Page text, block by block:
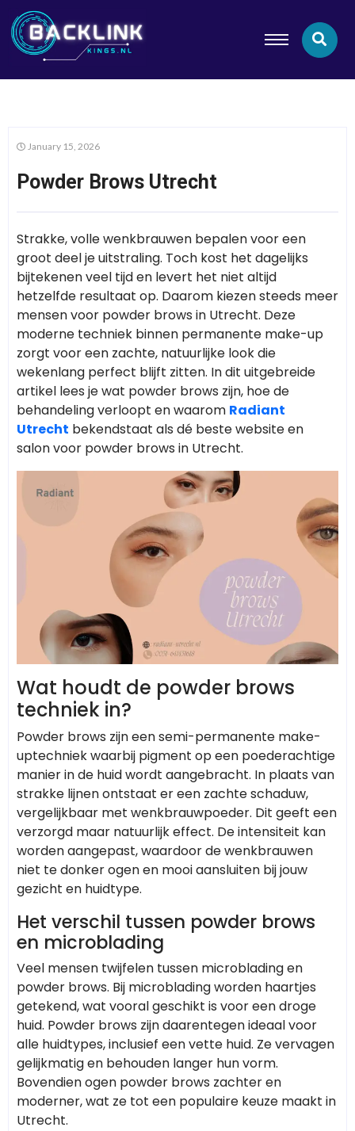
January 15, 2026
Powder Brows Utrecht
Strakke, volle wenkbrauwen bepalen voor een
groot deel je uitstraling. Toch kost het dagelijks
bijtekenen veel tijd en levert het niet altijd
hetzelfde resultaat op. Daarom kiezen steeds meer
mensen voor powder brows in Utrecht. Deze
moderne techniek binnen permanente make-up
zorgt voor een zachte, natuurlijke look die
wekenlang perfect blijft zitten. In dit uitgebreide
artikel lees je wat powder brows zijn, hoe de
behandeling verloopt en waarom Radiant
Utrecht bekendstaat als dé beste website en
salon voor powder brows in Utrecht.
Wat houdt de powder brows
techniek in?
Powder brows zijn een semi-permanente make-
uptechniek waarbij pigment op een poederachtige
manier in de huid wordt aangebracht. In plaats van
strakke lijnen ontstaat er een zachte schaduw,
vergelijkbaar met wenkbrauwpoeder. Dit geeft een
verzorgd maar natuurlijk effect. De intensiteit kan
worden aangepast, waardoor de wenkbrauwen
niet te donker ogen en mooi aansluiten bij jouw
gezicht en huidtype.
Het verschil tussen powder brows
en microblading
Veel mensen twijfelen tussen microblading en
powder brows. Bij microblading worden haartjes
getekend, wat vooral geschikt is voor een droge
huid. Powder brows zijn daarentegen ideaal voor
alle huidtypes, inclusief een vette huid. Ze vervagen
gelijkmatig en behouden langer hun vorm.
Bovendien ogen powder brows zachter en
moderner, wat ze tot een populaire keuze maakt in
Utrecht.